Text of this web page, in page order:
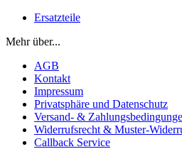
Ersatzteile
Mehr über...
AGB
Kontakt
Impressum
Privatsphäre und Datenschutz
Versand- &
Widerrufsrecht & Muster-
Callback Service